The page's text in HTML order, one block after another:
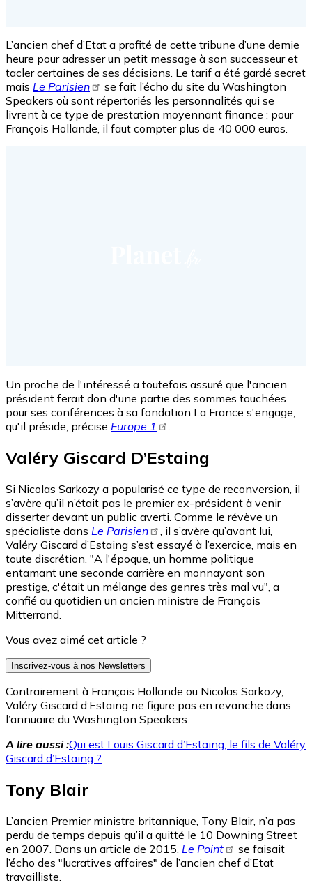
L’ancien chef d’Etat a profité de cette tribune d’une demie
heure pour adresser un petit message à son successeur et
tacler certaines de ses décisions. Le tarif a été gardé secret
mais Le Parisien
se fait l’écho du site du Washington
Speakers où sont répertoriés les personnalités qui se
livrent à ce type de prestation moyennant finance : pour
François Hollande, il faut compter plus de 40 000 euros.
Un proche de l'intéressé a toutefois assuré que l'ancien
président ferait don d'une partie des sommes touchées
pour ses conférences à sa fondation La France s'engage,
qu'il préside, précise Europe 1 .
Valéry Giscard D’Estaing
Si Nicolas Sarkozy a popularisé ce type de reconversion, il
s’avère qu’il n’était pas le premier ex-président à venir
disserter devant un public averti. Comme le révève un
spécialiste dans Le Parisien
, il s’avère qu’avant lui,
Valéry Giscard d’Estaing s’est essayé à l’exercice, mais en
toute discrétion. "A l'époque, un homme politique
entamant une seconde carrière en monnayant son
prestige, c'était un mélange des genres très mal vu", a
confié au quotidien un ancien ministre de François
Mitterrand.
Vous avez aimé cet article ?
Inscrivez-vous à nos Newsletters
Contrairement à François Hollande ou Nicolas Sarkozy,
Valéry Giscard d’Estaing ne figure pas en revanche dans
l’annuaire du Washington Speakers.
A lire aussi :Qui est Louis Giscard d’Estaing, le fils de Valéry
Giscard d’Estaing ?
Tony Blair
L’ancien Premier ministre britannique, Tony Blair, n’a pas
perdu de temps depuis qu’il a quitté le 10 Downing Street
en 2007. Dans un article de 2015, Le Point
se faisait
l’écho des "lucratives affaires" de l’ancien chef d’Etat
travailliste.